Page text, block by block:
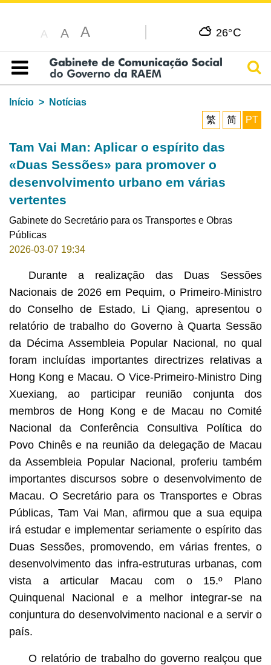
A A A 26°C
Índice
Início
Notícias
繁
简 PT
Tam Vai Man: Aplicar o espírito das
«Duas Sessões» para promover o
desenvolvimento urbano em várias
vertentes
Gabinete do Secretário para os Transportes e Obras
Públicas
2026-03-07 19:34
Durante a realização das Duas Sessões
Nacionais de 2026 em Pequim, o Primeiro-Ministro
do Conselho de Estado, Li Qiang, apresentou o
relatório de trabalho do Governo à Quarta Sessão
da Décima Assembleia Popular Nacional, no qual
foram incluídas importantes directrizes relativas a
Hong Kong e Macau. O Vice-Primeiro-Ministro Ding
Xuexiang, ao participar reunião conjunta dos
membros de Hong Kong e de Macau no Comité
Nacional da Conferência Consultiva Política do
Povo Chinês e na reunião da delegação de Macau
da Assembleia Popular Nacional, proferiu também
importantes discursos sobre o desenvolvimento de
Macau. O Secretário para os Transportes e Obras
Públicas, Tam Vai Man, afirmou que a sua equipa
irá estudar e implementar seriamente o espírito das
Duas Sessões, promovendo, em várias frentes, o
desenvolvimento das infra-estruturas urbanas, com
vista a articular Macau com o 15.º Plano
Quinquenal Nacional e a melhor integrar-se na
conjuntura do desenvolvimento nacional e a servir o
país.
O relatório de trabalho do governo realçou que